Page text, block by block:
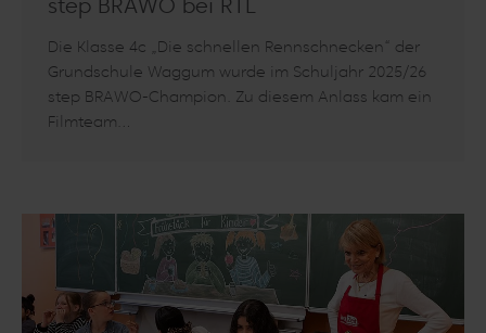
step BRAWO bei RTL
Die Klasse 4c „Die schnellen Rennschnecken“ der
Grundschule Waggum wurde im Schuljahr 2025/26
step BRAWO-Champion. Zu diesem Anlass kam ein
Filmteam…